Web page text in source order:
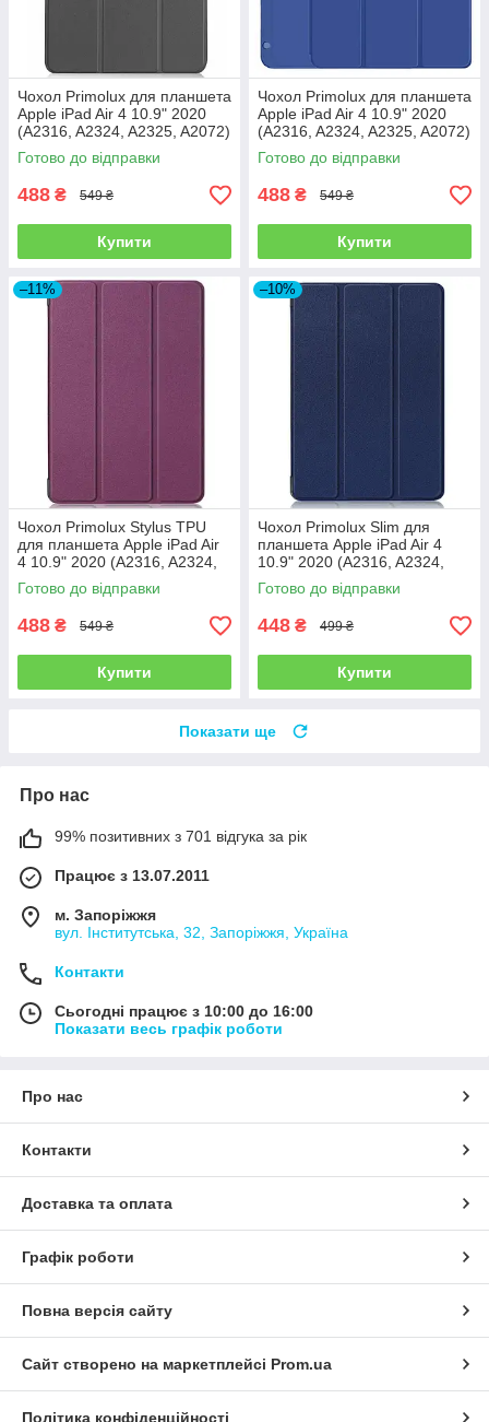
Чохол Primolux для планшета
Apple iPad Air 4 10.9" 2020
(A2316, A2324, A2325, A2072)
Stylus TPU - Grey
Готово до відправки
488 ₴ 549 ₴
Купити
Чохол Primolux для планшета
Apple iPad Air 4 10.9" 2020
(A2316, A2324, A2325, A2072)
Stylus TPU - Blue
Готово до відправки
488 ₴ 549 ₴
Купити
–11%
Чохол Primolux Stylus TPU
для планшета Apple iPad Air
4 10.9" 2020 (A2316, A2324,
A2325, A2072) - Purple
Готово до відправки
488 ₴ 549 ₴
Купити
–10%
Чохол Primolux Slim для
планшета Apple iPad Air 4
10.9" 2020 (A2316, A2324,
A2325, A2072) - Dark Blue
Готово до відправки
448 ₴ 499 ₴
Купити
Показати ще
Про нас
99% позитивних з 701 відгука за рік
Працює з 13.07.2011
м. Запоріжжя
вул. Інститутська, 32, Запоріжжя, Україна
Контакти
Сьогодні працює з 10:00 до 16:00
Показати весь графік роботи
Про нас
Контакти
Доставка та оплата
Графік роботи
Повна версія сайту
Сайт створено на маркетплейсі Prom.ua
Політика конфіденційності